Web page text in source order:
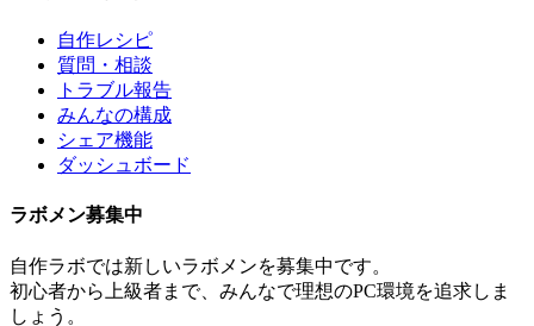
自作レシピ
質問・相談
トラブル報告
みんなの構成
シェア機能
ダッシュボード
ラボメン募集中
自作ラボでは新しいラボメンを募集中です。
初心者から上級者まで、みんなで理想のPC環境を追求しま
しょう。